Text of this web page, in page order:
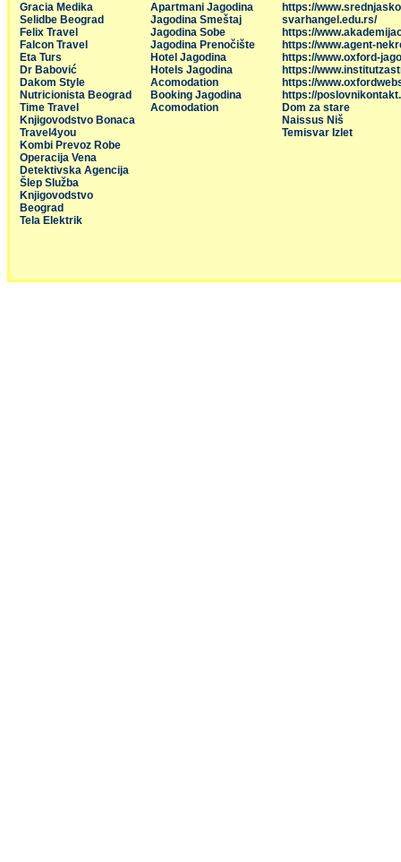
Gracia Medika
Selidbe Beograd
Felix Travel
Falcon Travel
Eta Turs
Dr Babović
Dakom Style
Nutricionista Beograd
Time Travel
Knjigovodstvo Bonaca
Travel4you
Kombi Prevoz Robe
Operacija Vena
Detektivska Agencija
Šlep Služba
Knjigovodstvo
Beograd
Tela Elektrik
Apartmani Jagodina
Jagodina Smeštaj
Jagodina Sobe
Jagodina Prenočište
Hotel Jagodina
Hotels Jagodina
Acomodation
Booking Jagodina
Acomodation
https://
svarhangel.edu.rs/
https://
https://www.agent-
https://www.oxford-
https://
https://
https://
Dom za stare
Naissus Niš
Temisvar Izlet